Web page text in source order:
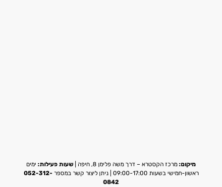
מיקום: מרכז הקסטרא – דרך משה פלימן 8, חיפה | שעות פעילות: ימים
ראשון-חמישי בשעות 09:00-17:00 | ניתן ליצור קשר במספר
052-312-
0842